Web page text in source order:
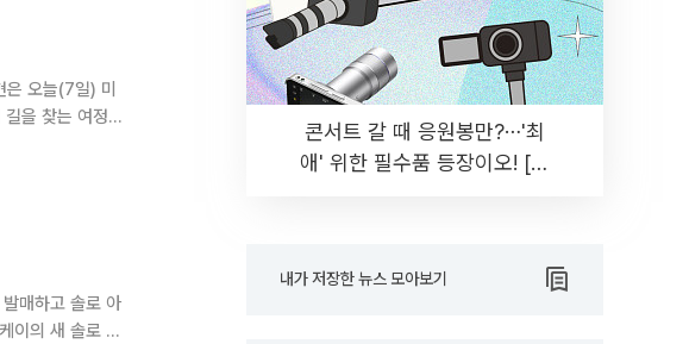
을 찾는 여정을
매하고 솔로 아
콘서트 갈 때 응원봉만?⋯'최
애' 위한 필수품 등장이오! [솔
내가 저장한 뉴스 모아보기